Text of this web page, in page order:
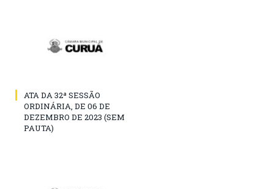
ATA DA 32ª SESSÃO
ORDINÁRIA, DE 06 DE
DEZEMBRO DE 2023 (SEM
PAUTA)